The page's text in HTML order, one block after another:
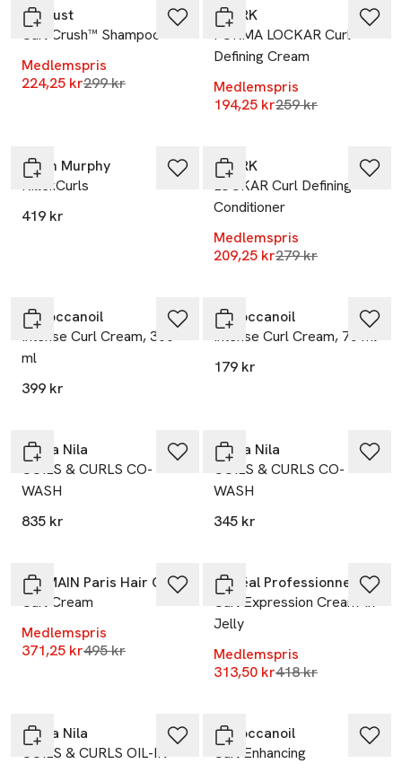
Hairlust
Curl Crush™ Shampoo
Medlemspris
224,25 krLägsta pris 30 dagar
299 kr
BJÖRK
FORMA LOCKAR Curl
Defining Cream
Medlemspris
194,25 krLägsta pris 30
259 kr
Kevin Murphy
Killer.Curls
419 kr
BJÖRK
LOCKAR Curl Defining
Conditioner
Medlemspris
209,25 krLägsta pris 30
279 kr
Moroccanoil
Intense Curl Cream, 300
ml
399 kr
Moroccanoil
Intense Curl Cream, 75 ml
179 kr
Maria Nila
COILS & CURLS CO-
WASH
835 kr
Maria Nila
COILS & CURLS CO-
WASH
345 kr
BALMAIN Paris Hair Couture
Curl Cream
Medlemspris
371,25 krLägsta pris 30 dagar
495 kr
L’Oréal Professionnel
Curl Expression Cream-In-
Jelly
Medlemspris
313,50 krLägsta pris 30
418 kr
Maria Nila
COILS & CURLS OIL-IN-
Moroccanoil
Curl Enhancing